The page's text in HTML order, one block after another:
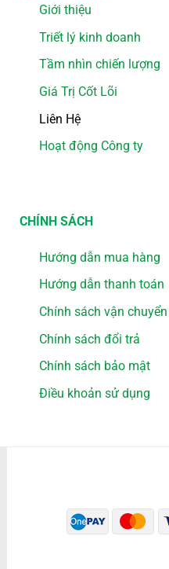
Giới thiệu
Triết lý kinh doanh
Tầm nhìn chiến lượng
Giá Trị Cốt Lõi
Liên Hệ
Hoạt động Công ty
CHÍNH SÁCH
Hướng dẫn mua hàng
Hướng dẫn thanh toán
Chính sách vận chuyển
Chính sách đổi trả
Chính sách bảo mật
Điều khoản sử dụng